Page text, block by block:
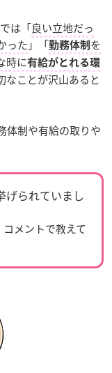
は「良い立地だっ
った 」「勤務体制 を
時に有給がとれる環
なことが沢山あると
体制や有給の取りや
げられていまし
メントで教えて